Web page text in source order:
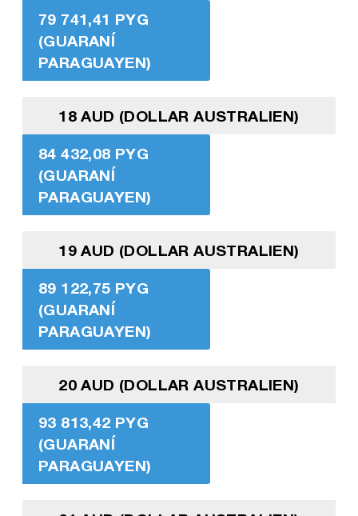
79 741,41 PYG
(GUARANÍ
PARAGUAYEN)
18 AUD (DOLLAR AUSTRALIEN)
84 432,08 PYG
(GUARANÍ
PARAGUAYEN)
19 AUD (DOLLAR AUSTRALIEN)
89 122,75 PYG
(GUARANÍ
PARAGUAYEN)
20 AUD (DOLLAR AUSTRALIEN)
93 813,42 PYG
(GUARANÍ
PARAGUAYEN)